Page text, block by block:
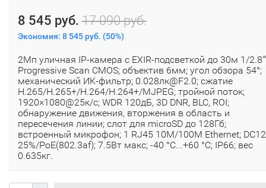
8 545 руб. 17 090 руб.
Экономия: 8 545 руб. (50%)
2Мп уличная IP-камера с EXIR-подсветкой до 30м 1/
Progressive Scan CMOS; объектив 6мм; угол обзора 54°;
механический ИК-фильтр; 0.028лк@F2.0; сжатие
H.265/H.265+/H.264/H.264+/MJPEG; тройной поток;
1920×1080@25к/с; WDR 120дБ, 3D DNR, BLC, ROI;
обнаружение движения, вторжения в область и
пересечения линии; слот для microSD до 128Гб;
встроенный микрофон; 1 RJ45 10M/100M Ethernet;
25%/PoE(802.3af); 7.5Вт макс; -40 °C...+60 °C; IP66; вес
0.635кг.